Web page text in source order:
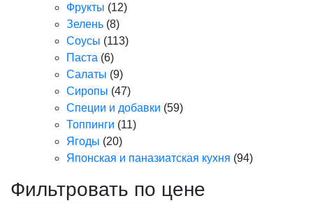
Фрукты (12)
Зелень (8)
Соусы (113)
Паста (6)
Салаты (9)
Сиропы (47)
Специи и добавки (59)
Топпинги (11)
Ягоды (20)
Японская и паназиатская кухня (94)
Фильтровать по цене